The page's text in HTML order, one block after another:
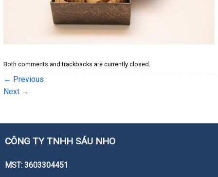
Both comments and trackbacks are currently closed.
← Previous
Next →
CÔNG TY TNHH SÁU NHO
MST: 3603304451